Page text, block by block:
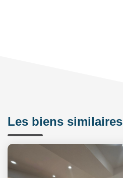
Les biens similaires